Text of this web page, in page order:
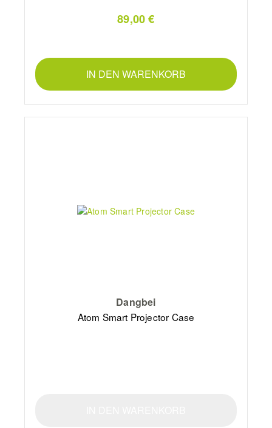
89,00 €
IN DEN WARENKORB
Dangbei
Atom Smart Projector Case